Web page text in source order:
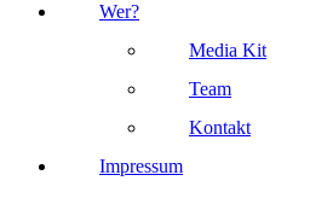
Wer?
Media Kit
Team
Kontakt
Impressum